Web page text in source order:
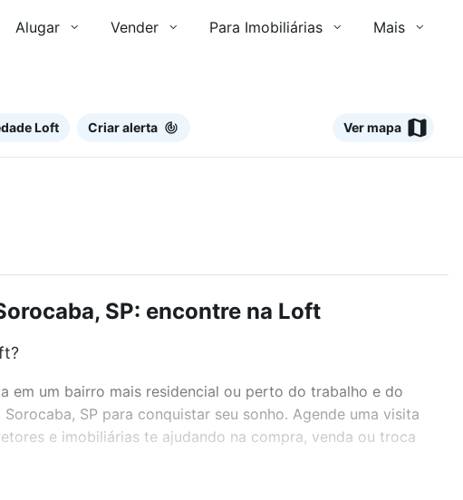
Alugar Vender Para Imobiliárias Mais
Loft Criar alerta Ver mapa
SP: encontre na Loft
em um bairro mais residencial ou perto do trabalho e do
SP para conquistar seu sonho. Agende uma visita
e imobiliárias te ajudando na compra, venda ou troca